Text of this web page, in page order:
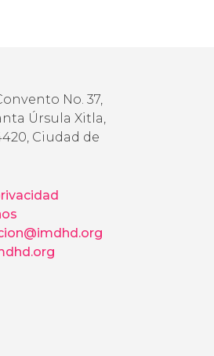
No. 37,
Úrsula Xitla,
Ciudad de